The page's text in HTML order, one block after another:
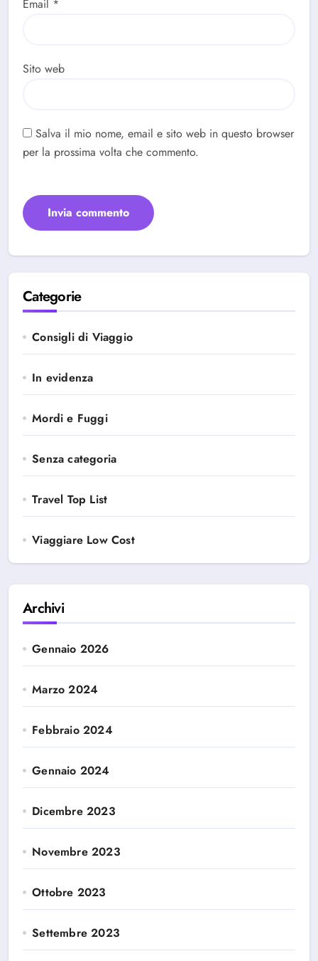
Email *
Sito web
Salva il mio nome, email e sito web in questo browser
per la prossima volta che commento.
Categorie
Consigli di Viaggio
In evidenza
Mordi e Fuggi
Senza categoria
Travel Top List
Viaggiare Low Cost
Archivi
Gennaio 2026
Marzo 2024
Febbraio 2024
Gennaio 2024
Dicembre 2023
Novembre 2023
Ottobre 2023
Settembre 2023